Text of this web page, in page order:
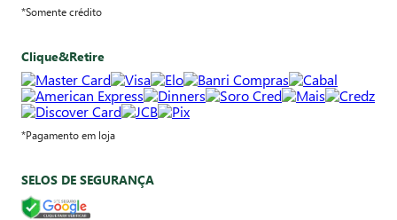
*Somente crédito
Clique&Retire
*Pagamento em loja
SELOS DE SEGURANÇA